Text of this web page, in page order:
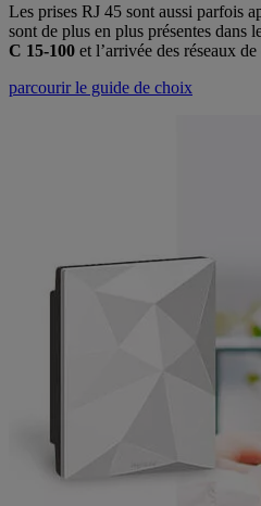
Les prises RJ 45 sont aussi parfois
sont de plus en plus présentes dans
C 15-100 et l’arrivée des réseaux
parcourir le guide de choix